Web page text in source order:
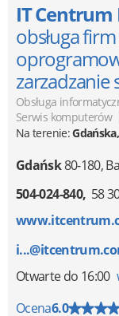
IT
obsługa firm
zarzadzanie
Obsługa
Serwis komputerów
Na terenie:
Gdańsk80-180,
504-024-840 58
Otwartedo 16:00
Ocena6.0